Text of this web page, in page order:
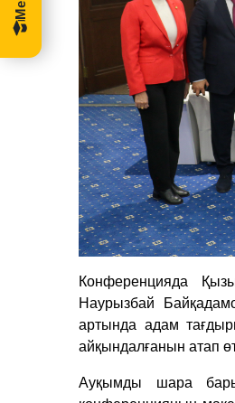
Конференцияда
Наурызбай
артында адам
айқындалғанын атап
Ауқымды шара